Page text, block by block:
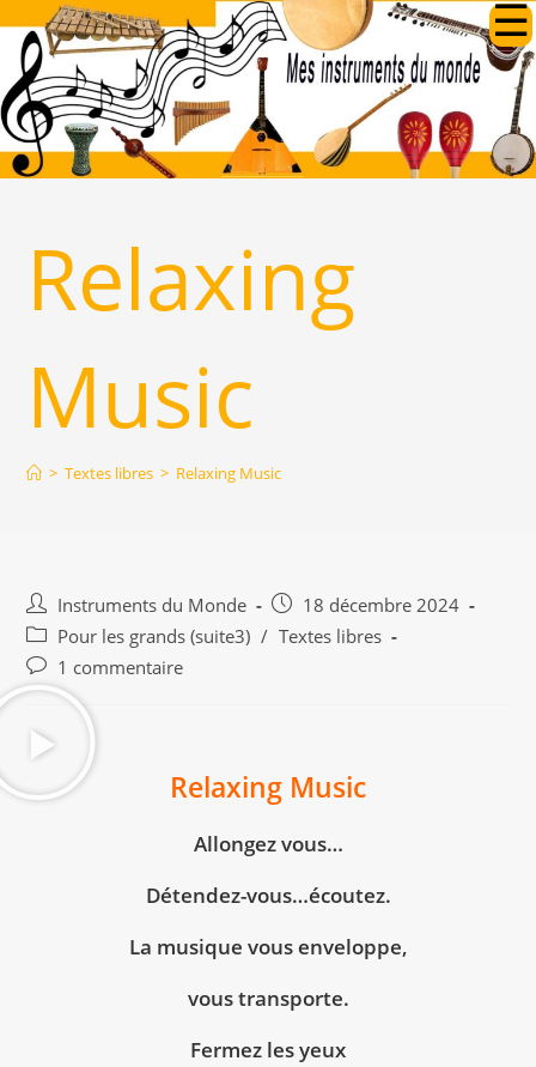
Relaxing
Music
> Textes libres > Relaxing Music
Instruments du Monde
18 décembre 2024
Pour les grands (suite3) / Textes libres
1 commentaire
Relaxing Music
Allongez vous…
Détendez-vous…écoutez.
La musique vous enveloppe,
vous transporte.
Fermez les yeux